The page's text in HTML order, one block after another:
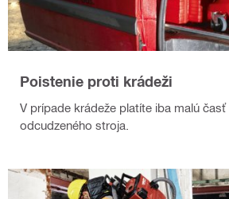
Poistenie proti krádeži
V prípade krádeže platíte iba malú
odcudzeného stroja.